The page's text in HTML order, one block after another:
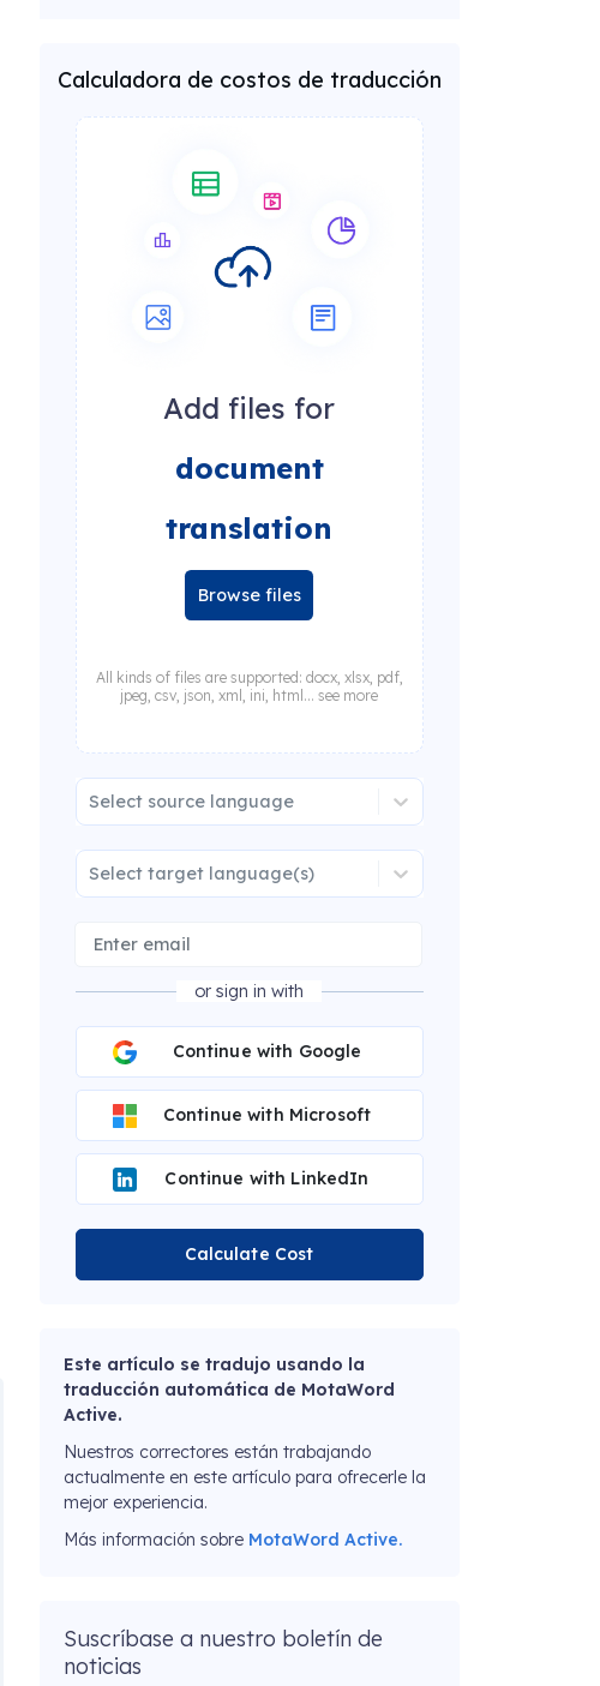
Calculadora de costos de traducción
Add files for
document
translation
Browse files
All kinds of files are supported: docx, xlsx, pdf,
jpeg, csv, json, xml, ini, html... see more
Select source language
Select target language(s)
or sign in with
Continue with Google
Continue with Microsoft
Continue with LinkedIn
Calculate Cost
Este artículo se tradujo usando la
traducción automática de MotaWord
Active.
Nuestros correctores están trabajando
actualmente en este artículo para ofrecerle la
mejor experiencia.
Más información sobre MotaWord Active.
Suscríbase a nuestro boletín de
noticias